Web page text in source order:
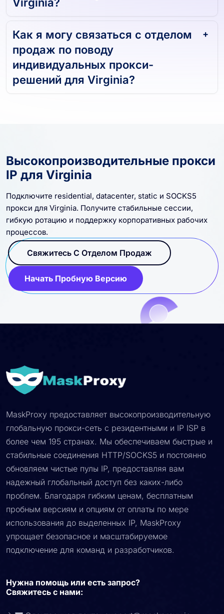
Virginia?
Как я могу связаться с отделом
продаж по поводу
индивидуальных прокси-
решений для Virginia?
Высокопроизводительные прокси
IP для Virginia
Подключите residential, datacenter, static и SOCKS5
прокси для Virginia. Получите стабильные сессии,
гибкую ротацию и поддержку корпоративных рабочих
процессов.
Свяжитесь С Отделом Продаж
Начать Пробную Версию
MaskProxy предоставляет высокопроизводительную
глобальную прокси-сеть с резидентными и IP ISP в
более чем 195 странах. Мы обеспечиваем быстрые и
стабильные соединения HTTP/SOCKS5 и постоянно
обновляем чистые пулы IP, предоставляя вам
надежный глобальный доступ без каких-либо
проблем. Благодаря гибким ценам, бесплатным
пробным версиям и опциям от оплаты по мере
использования до выделенных IP, MaskProxy
упрощает безопасное и масштабируемое
подключение для команд и разработчиков.
Нужна помощь или есть запрос?
Свяжитесь с нами: